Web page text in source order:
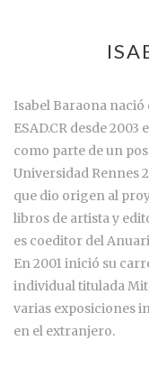
Isabel Baraona nació
ESAD.CR desde
como parte de un
Universidad Rennes
que dio origen al
libros de artista y
es coeditor del
En 2001 inició su
individual titulada
varias exposiciones
en el extranjero.